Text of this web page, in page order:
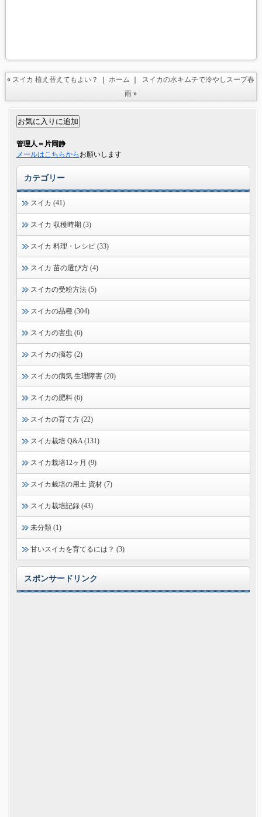
« スイカ 植え替えてもよい？ ｜ホーム
スイカの水キムチで冷やしスープ春
雨 »
管理人＝片岡静
メールはこちらから お願いします
カテゴリー
スイカ (41)
スイカ 収穫時期 (3)
スイカ 料理・レシピ (33)
スイカ 苗の選び方 (4)
スイカの受粉方法 (5)
スイカの品種 (304)
スイカの害虫 (6)
スイカの摘芯 (2)
スイカの病気 生理障害 (20)
スイカの肥料 (6)
スイカの育て方 (22)
スイカ栽培 Q&A (131)
スイカ栽培12ヶ月 (9)
スイカ栽培の用土 資材 (7)
スイカ栽培記録 (43)
未分類 (1)
甘いスイカを育てるには？ (3)
スポンサードリンク